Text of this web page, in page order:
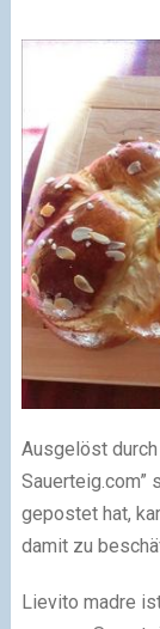
Ausgelöst durch
Sauerteig.com”
gepostet hat,
damit zu
Lievito madre